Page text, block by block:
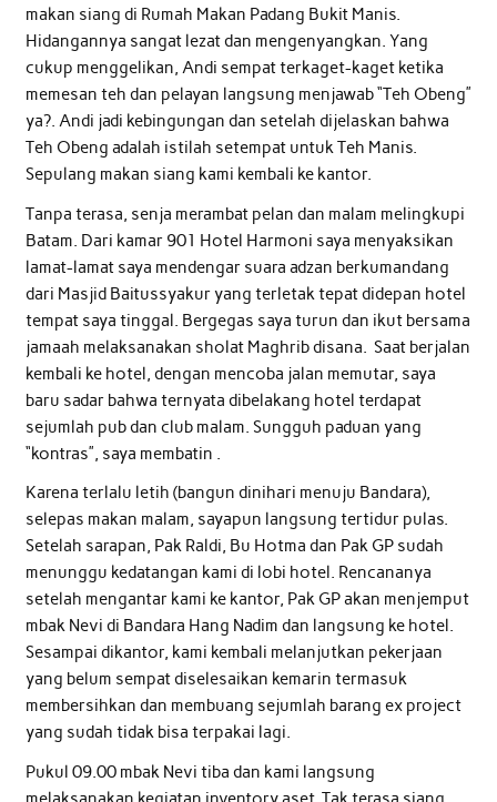
makan siang di Rumah Makan Padang Bukit Manis.
Hidangannya sangat lezat dan mengenyangkan. Yang
cukup menggelikan, Andi sempat terkaget-kaget ketika
memesan teh dan pelayan langsung menjawab “Teh Obeng”
ya?. Andi jadi kebingungan dan setelah dijelaskan bahwa
Teh Obeng adalah istilah setempat untuk Teh Manis.
Sepulang makan siang kami kembali ke kantor.
Tanpa terasa, senja merambat pelan dan malam melingkupi
Batam. Dari kamar 901 Hotel Harmoni saya menyaksikan
lamat-lamat saya mendengar suara adzan berkumandang
dari Masjid Baitussyakur yang terletak tepat didepan hotel
tempat saya tinggal. Bergegas saya turun dan ikut bersama
jamaah melaksanakan sholat Maghrib disana. Saat berjalan
kembali ke hotel, dengan mencoba jalan memutar, saya
baru sadar bahwa ternyata dibelakang hotel terdapat
sejumlah pub dan club malam. Sungguh paduan yang
“kontras”, saya membatin .
Karena terlalu letih (bangun dinihari menuju Bandara),
selepas makan malam, sayapun langsung tertidur pulas.
Setelah sarapan, Pak Raldi, Bu Hotma dan Pak GP sudah
menunggu kedatangan kami di lobi hotel. Rencananya
setelah mengantar kami ke kantor, Pak GP akan menjemput
mbak Nevi di Bandara Hang Nadim dan langsung ke hotel.
Sesampai dikantor, kami kembali melanjutkan pekerjaan
yang belum sempat diselesaikan kemarin termasuk
membersihkan dan membuang sejumlah barang ex project
yang sudah tidak bisa terpakai lagi.
Pukul 09.00 mbak Nevi tiba dan kami langsung